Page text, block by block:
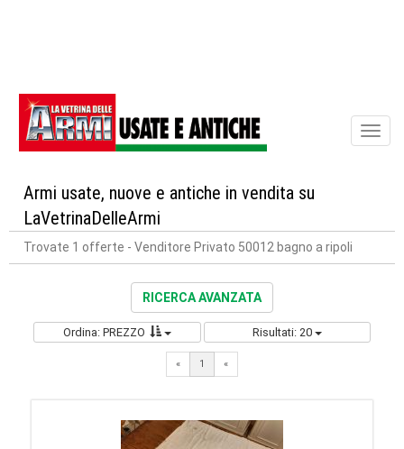
Armi usate, nuove e antiche in vendita su
LaVetrinaDelleArmi
Trovate 1 offerte - Venditore Privato 50012 bagno a ripoli
RICERCA AVANZATA
Ordina: PREZZO Risultati: 20
« 1 «